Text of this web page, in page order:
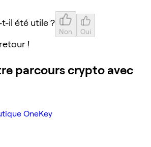
il été utile ?
Non Oui
!
parcours crypto avec
OneKey